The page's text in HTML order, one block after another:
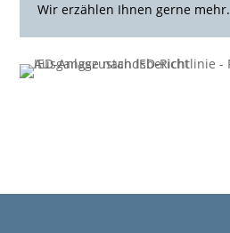
Wir erzählen Ihnen gerne mehr.